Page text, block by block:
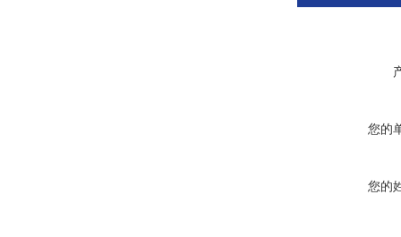
您的
您的